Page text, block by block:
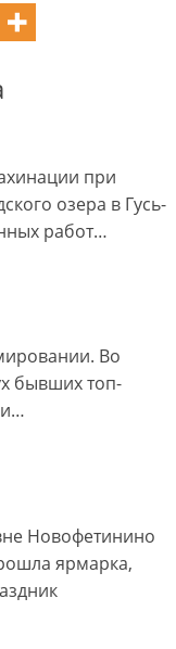
при
озера в Гусь-
работ…
Во
бывших топ-
Новофетинино
ярмарка,